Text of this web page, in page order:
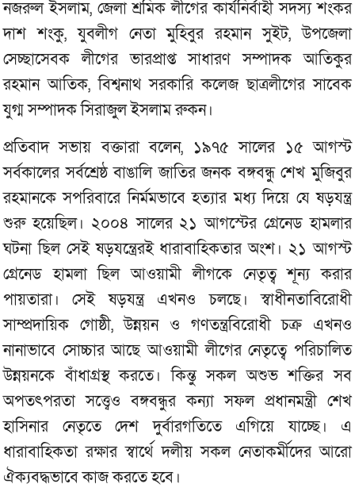
নজরুল ইসলাম, জেলা শ্রমিক লীগের কার্যনির্বাহী সদস্য শংকর
দাশ শংকু, যুবলীগ নেতা মুহিবুর রহমান সুইট, উপজেলা
সেচ্ছাসেবক লীগের ভারপ্রাপ্ত সাধারণ সম্পাদক আতিকুর
রহমান আতিক, বিশ্বনাথ সরকারি কলেজ ছাত্রলীগের সাবেক
যুগ্ম সম্পাদক সিরাজুল ইসলাম রুকন।
প্রতিবাদ সভায় বক্তারা বলেন, ১৯৭৫ সালের ১৫ আগস্ট
সর্বকালের সর্বশ্রেষ্ঠ বাঙালি জাতির জনক বঙ্গবন্ধু শেখ মুজিবুর
রহমানকে সপরিবারে নির্মমভাবে হত্যার মধ্য দিয়ে যে ষড়যন্ত্র
শুরু হয়েছিল। ২০০৪ সালের ২১ আগস্টের গ্রেনেড হামলার
ঘটনা ছিল সেই ষড়যন্ত্রেরই ধারাবাহিকতার অংশ। ২১ আগস্ট
গ্রেনেড হামলা ছিল আওয়ামী লীগকে নেতৃত্ব শূন্য করার
পায়তারা। সেই ষড়যন্ত্র এখনও চলছে। স্বাধীনতাবিরোধী
সাম্প্রদায়িক গোষ্ঠী, উন্নয়ন ও গণতন্ত্রবিরোধী চক্র এখনও
নানাভাবে সোচ্চার আছে আওয়ামী লীগের নেতৃত্বে পরিচালিত
উন্নয়নকে বাঁধাগ্রস্থ করতে। কিন্তু সকল অশুভ শক্তির সব
অপতৎপরতা সত্ত্বেও বঙ্গবন্ধুর কন্যা সফল প্রধানমন্ত্রী শেখ
হাসিনার নেতৃতে দেশ দুর্বারগতিতে এগিয়ে যাচ্ছে। এ
ধারাবাহিকতা রক্ষার স্বার্থে দলীয় সকল নেতাকর্মীদের আরো
ঐক্যবদ্ধভাবে কাজ করতে হবে।